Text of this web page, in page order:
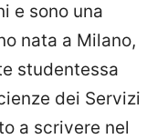
e sono una
nata a Milano,
studentessa
dei Servizi
a scrivere nel